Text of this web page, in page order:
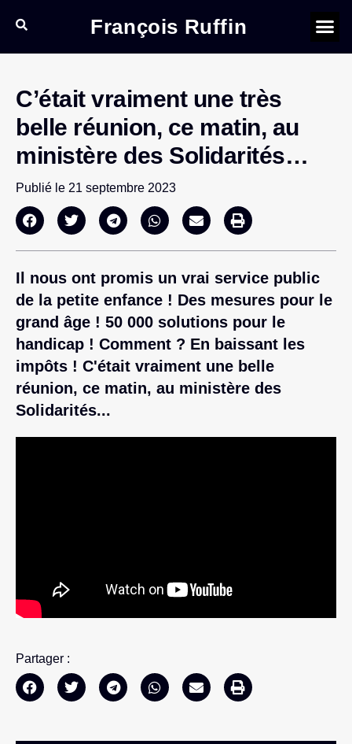
François Ruffin
C’était vraiment une très
belle réunion, ce matin, au
ministère des Solidarités…
Publié le 21 septembre 2023
Il nous ont promis un vrai service public
de la petite enfance ! Des mesures pour le
grand âge ! 50 000 solutions pour le
handicap ! Comment ? En baissant les
impôts ! C'était vraiment une belle
réunion, ce matin, au ministère des
Solidarités...
Partager :